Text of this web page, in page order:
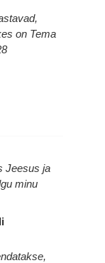
on Tema
Jeesus ja
minu